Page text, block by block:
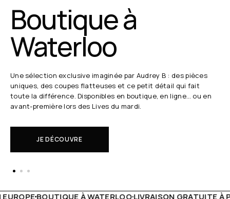
Boutique à
Waterloo
Une sélection exclusive imaginée par Audrey B : des pièces
uniques, des coupes flatteuses et ce petit détail qui fait
toute la différence. Disponibles en boutique, en ligne… ou en
avant-première lors des Lives du mardi.
JE DÉCOUVRE
LIVRAISON GRATUITE À PARTIR DE 150€LIVE